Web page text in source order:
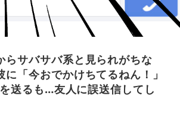
らサバサバ系と見られがちな
「今おでかけちてるねん！」
送るも…友人に誤送信してし